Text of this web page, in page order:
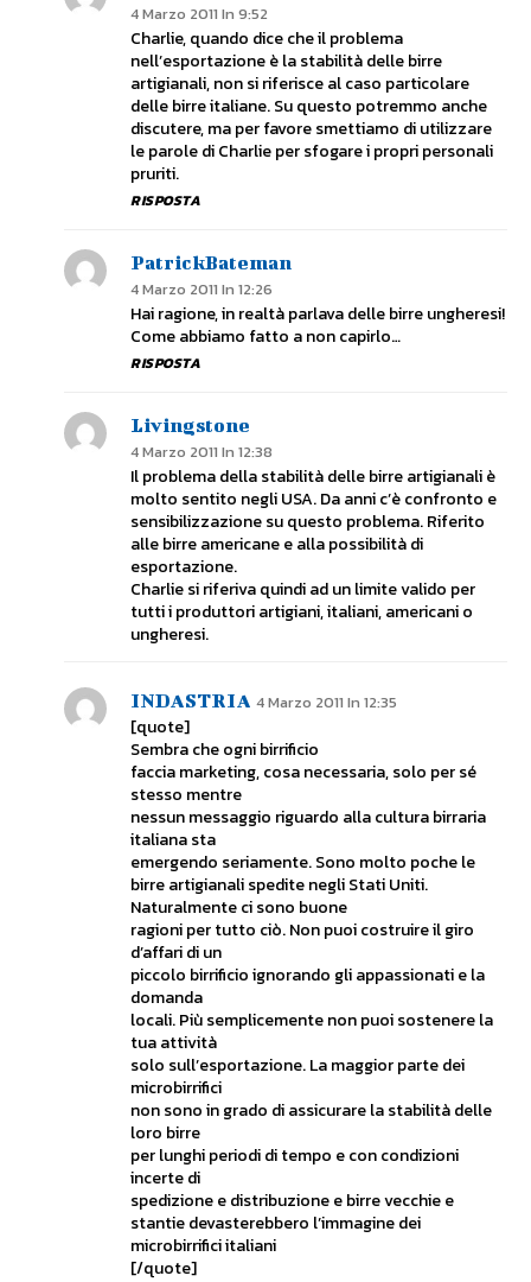
4 Marzo 2011 In 9:52
Charlie, quando dice che il problema
nell’esportazione è la stabilità delle birre
artigianali, non si riferisce al caso particolare
delle birre italiane. Su questo potremmo anche
discutere, ma per favore smettiamo di utilizzare
le parole di Charlie per sfogare i propri personali
pruriti.
RISPOSTA
PatrickBateman
4 Marzo 2011 In 12:26
Hai ragione, in realtà parlava delle birre ungheresi!
Come abbiamo fatto a non capirlo…
RISPOSTA
Livingstone
4 Marzo 2011 In 12:38
Il problema della stabilità delle birre artigianali è
molto sentito negli USA. Da anni c’è confronto e
sensibilizzazione su questo problema. Riferito
alle birre americane e alla possibilità di
esportazione.
Charlie si riferiva quindi ad un limite valido per
tutti i produttori artigiani, italiani, americani o
ungheresi.
INDASTRIA 4 Marzo 2011 In 12:35
[quote]
Sembra che ogni birrificio
faccia marketing, cosa necessaria, solo per sé
stesso mentre
nessun messaggio riguardo alla cultura birraria
italiana sta
emergendo seriamente. Sono molto poche le
birre artigianali spedite negli Stati Uniti.
Naturalmente ci sono buone
ragioni per tutto ciò. Non puoi costruire il giro
d’affari di un
piccolo birrificio ignorando gli appassionati e la
domanda
locali. Più semplicemente non puoi sostenere la
tua attività
solo sull’esportazione. La maggior parte dei
microbirrifici
non sono in grado di assicurare la stabilità delle
loro birre
per lunghi periodi di tempo e con condizioni
incerte di
spedizione e distribuzione e birre vecchie e
stantie devasterebbero l’immagine dei
microbirrifici italiani
[/quote]